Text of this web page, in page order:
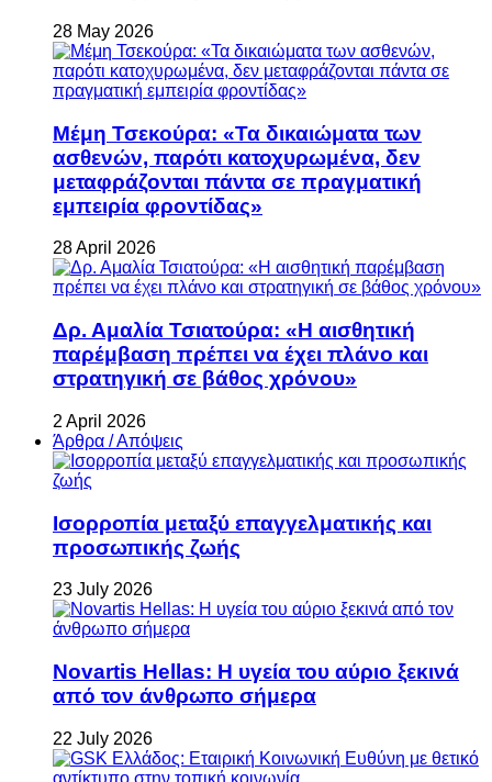
28 May 2026
Μέμη Τσεκούρα: «Τα δικαιώματα των
ασθενών, παρότι κατοχυρωμένα, δεν
μεταφράζονται πάντα σε πραγματική
εμπειρία φροντίδας»
28 April 2026
Δρ. Αμαλία Τσιατούρα: «Η αισθητική
παρέμβαση πρέπει να έχει πλάνο και
στρατηγική σε βάθος χρόνου»
2 April 2026
Άρθρα / Απόψεις
Ισορροπία μεταξύ επαγγελματικής και
προσωπικής ζωής
23 July 2026
Novartis Hellas: Η υγεία του αύριο ξεκινά
από τον άνθρωπο σήμερα
22 July 2026